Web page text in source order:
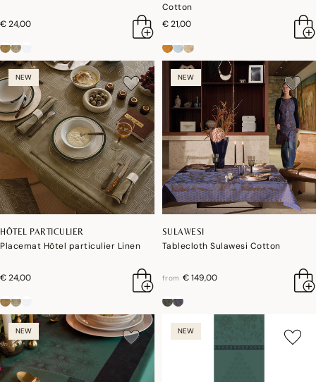
€ 24,00
Cotton
€ 21,00
NEW
HÔTEL PARTICULIER
Placemat Hôtel particulier Linen
€ 24,00
NEW
SULAWESI
Tablecloth Sulawesi Cotton
from € 149,00
NEW NEW